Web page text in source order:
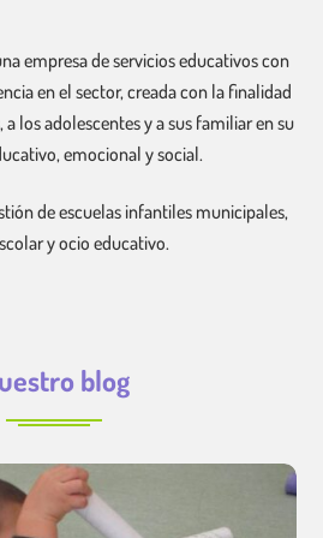
empresa de servicios educativos con
en el sector, creada con la finalidad
los adolescentes y a sus familiar en su
emocional y social.
de escuelas infantiles municipales,
y ocio educativo.
blog